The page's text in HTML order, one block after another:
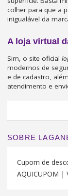
colher para que a
inigualável da
A loja virtual
Sim, o site oficial
modernos de
e de cadastro,
atendimento e
SOBRE
Cupom de
AQUICUPOM |